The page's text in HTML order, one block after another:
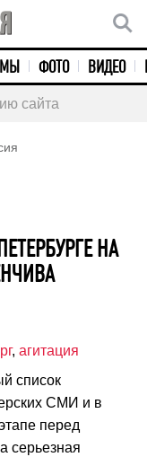
ФОТО ВИДЕО
сайта
НА
, агитация
список
СМИ и в
перед
серьезная